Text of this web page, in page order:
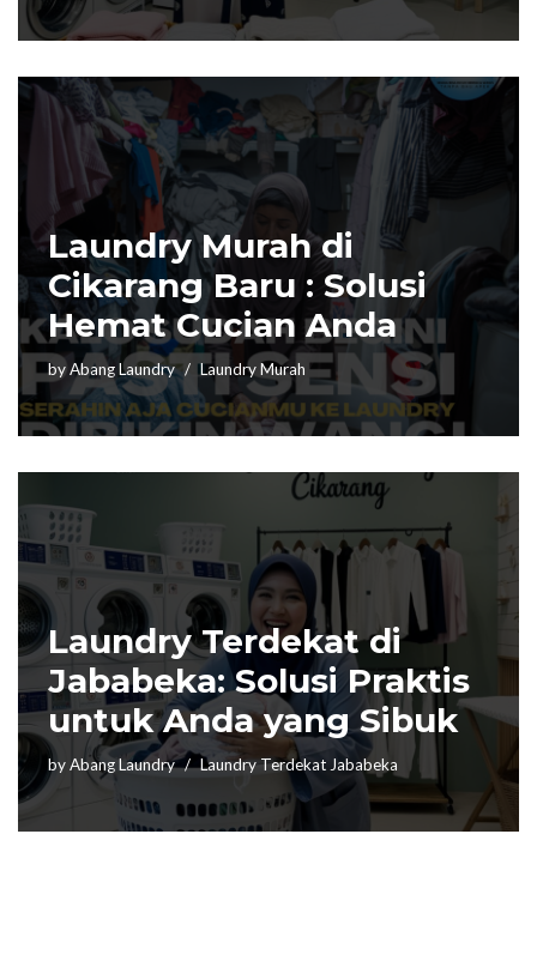
Laundry Murah di
Cikarang Baru : Solusi
Hemat Cucian Anda
byAbang Laundry Laundry Murah
Laundry Terdekat di
Jababeka: Solusi Praktis
untuk Anda yang Sibuk
byAbang Laundry Laundry Terdekat Jababeka